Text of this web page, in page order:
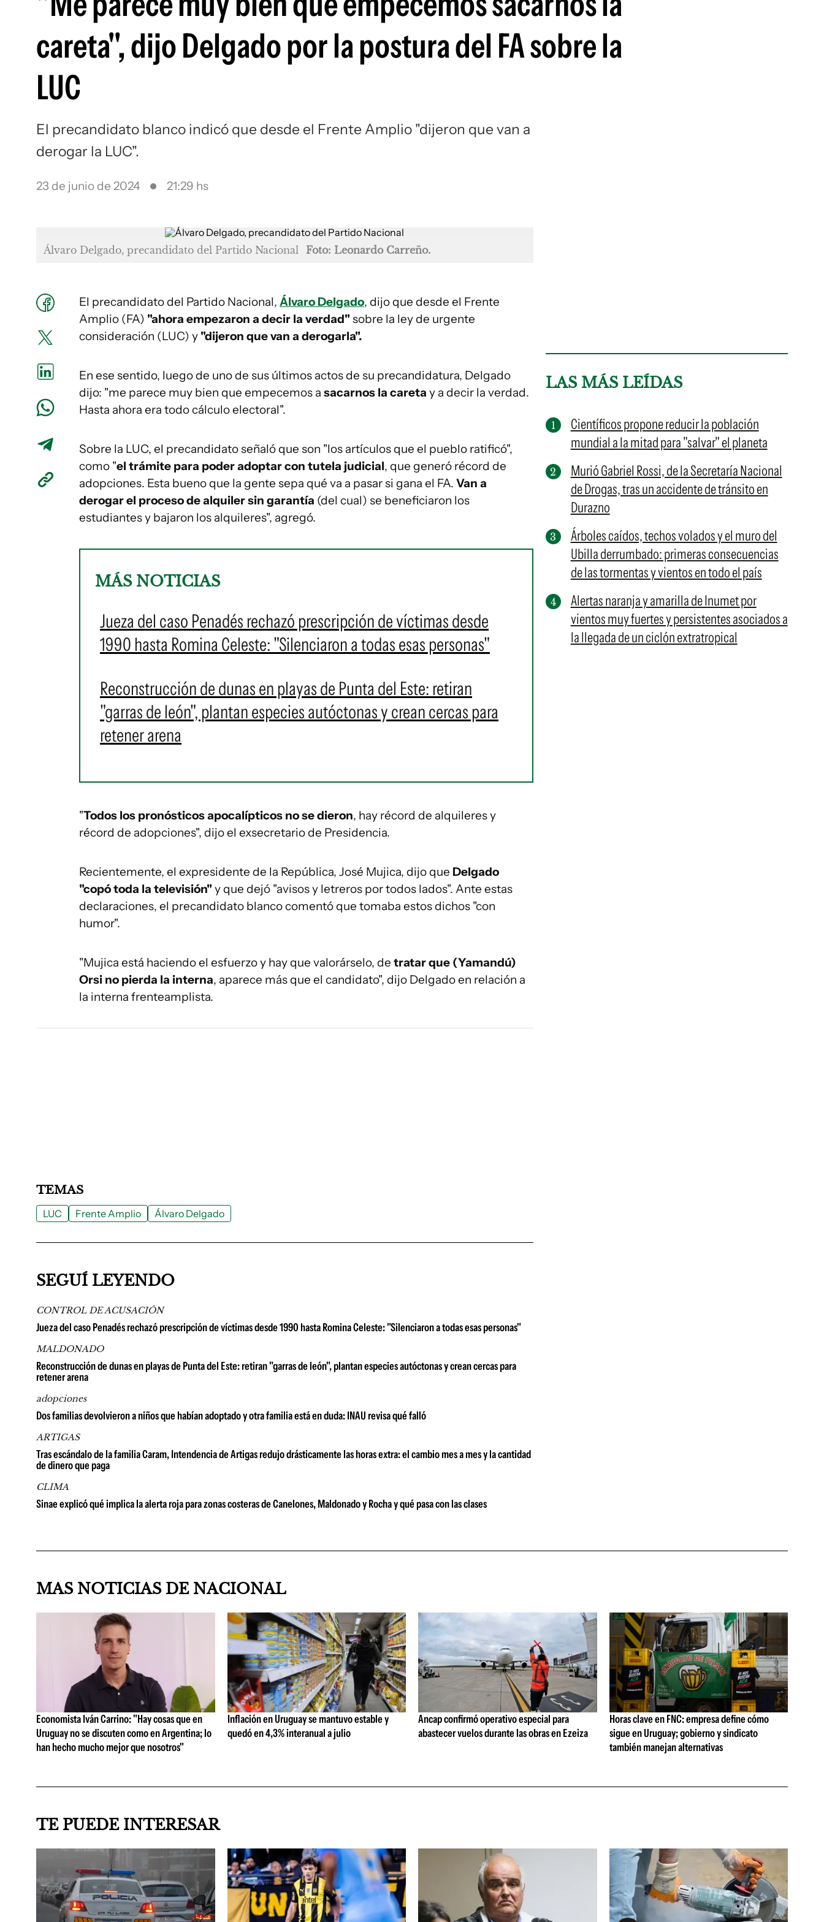
careta", dijo Delgado por la postura del FA sobre la
LUC
El precandidato blanco indicó que desde el Frente Amplio "dijeron que van a
derogar la LUC".
23 de junio de 2024 21:29 hs
Álvaro Delgado, precandidato del Partido Nacional Foto: Leonardo Carreño.
El precandidato del Partido Nacional, Álvaro Delgado, dijo que desde el Frente
Amplio (FA) "ahora empezaron a decir la verdad"sobre la ley de urgente
consideración (LUC) y "dijeron que van a derogarla".
En ese sentido, luego de uno de sus últimos actos de su precandidatura, Delgado
dijo: "me parece muy bien que empecemos a sacarnos la careta y a decir la verdad.
Hasta ahora era todo cálculo electoral".
Sobre la LUC, el precandidato señaló que son "los artículos que el pueblo ratificó",
como "el trámite para poder adoptar con tutela judicial, que generó récord de
adopciones. Esta bueno que la gente sepa qué va a pasar si gana el FA. Van a
derogar el proceso de alquiler sin garantía (del cual) se beneficiaron los
estudiantes y bajaron los alquileres", agregó.
MÁS NOTICIAS
Jueza del caso Penadés rechazó prescripción de víctimas desde
1990 hasta Romina Celeste: "Silenciaron a todas esas personas"
Reconstrucción de dunas en playas de Punta del Este: retiran
"garras de león", plantan especies autóctonas y crean cercas para
retener arena
"Todos los pronósticos apocalípticos no se dieron, hay récord de alquileres y
récord de adopciones", dijo el exsecretario de Presidencia.
Recientemente, el expresidente de la República, José Mujica, dijo que Delgado
"copó toda la televisión"y que dejó "avisos y letreros por todos lados". Ante estas
declaraciones, el precandidato blanco comentó que tomaba estos dichos "con
humor".
"Mujica está haciendo el esfuerzo y hay que valorárselo, de tratar que (Yamandú)
Orsi no pierda la interna, aparece más que el candidato", dijo Delgado en relación a
la interna frenteamplista.
LAS MÁS LEÍDAS
Científicos propone reducir la población
mundial a la mitad para "salvar" el planeta
Murió Gabriel Rossi, de la Secretaría Nacional
de Drogas, tras un accidente de tránsito en
Durazno
Árboles caídos, techos volados y el muro del
Ubilla derrumbado: primeras consecuencias
de las tormentas y vientos en todo el país
Alertas naranja y amarilla de Inumet por
vientos muy fuertes y persistentes asociados a
la llegada de un ciclón extratropical
TEMAS
LUC Frente Amplio Álvaro Delgado
SEGUÍ LEYENDO
CONTROL DE ACUSACIÓN
Jueza del caso Penadés rechazó prescripción de víctimas desde 1990 hasta Romina Celeste: "Silenciaron a todas esas personas"
MALDONADO
Reconstrucción de dunas en playas de Punta del Este: retiran "garras de león", plantan especies autóctonas y crean cercas para
retener arena
adopciones
Dos familias devolvieron a niños que habían adoptado y otra familia está en duda: INAU revisa qué falló
ARTIGAS
Tras escándalo de la familia Caram, Intendencia de Artigas redujo drásticamente las horas extra: el cambio mes a mes y la cantidad
de dinero que paga
CLIMA
Sinae explicó qué implica la alerta roja para zonas costeras de Canelones, Maldonado y Rocha y qué pasa con las clases
MAS NOTICIAS DE NACIONAL
Economista Iván Carrino: "Hay cosas que en
Uruguay no se discuten como en Argentina; lo
han hecho mucho mejor que nosotros"
Inflación en Uruguay se mantuvo estable y
quedó en 4,3% interanual a julio
Ancap confirmó operativo especial para
abastecer vuelos durante las obras en Ezeiza
Horas clave en FNC: empresa define cómo
sigue en Uruguay; gobierno y sindicato
también manejan alternativas
TE PUEDE INTERESAR